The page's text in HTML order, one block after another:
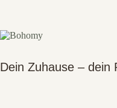
Dein Zuhause – dein